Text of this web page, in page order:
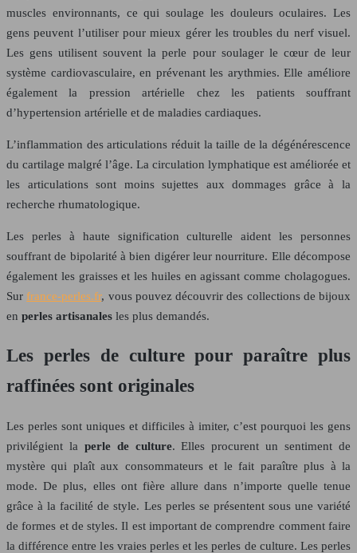
muscles environnants, ce qui soulage les douleurs oculaires. Les
gens peuvent l’utiliser pour mieux gérer les troubles du nerf visuel.
Les gens utilisent souvent la perle pour soulager le cœur de leur
système cardiovasculaire, en prévenant les arythmies. Elle améliore
également la pression artérielle chez les patients souffrant
d’hypertension artérielle et de maladies cardiaques.
L’inflammation des articulations réduit la taille de la dégénérescence
du cartilage malgré l’âge. La circulation lymphatique est améliorée et
les articulations sont moins sujettes aux dommages grâce à la
recherche rhumatologique.
Les perles à haute signification culturelle aident les personnes
souffrant de bipolarité à bien digérer leur nourriture. Elle décompose
également les graisses et les huiles en agissant comme cholagogues.
Sur france-perles.fr, vous pouvez découvrir des collections de bijoux
en perles artisanales les plus demandés.
Les perles de culture pour paraître plus
raffinées sont originales
Les perles sont uniques et difficiles à imiter, c’est pourquoi les gens
privilégient la perle de culture. Elles procurent un sentiment de
mystère qui plaît aux consommateurs et le fait paraître plus à la
mode. De plus, elles ont fière allure dans n’importe quelle tenue
grâce à la facilité de style. Les perles se présentent sous une variété
de formes et de styles. Il est important de comprendre comment faire
la différence entre les vraies perles et les perles de culture. Les perles